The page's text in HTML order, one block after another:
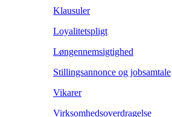
Klausuler
Loyalitetspligt
Løngennemsigtighed
Stillingsannonce og jobsamtale
Vikarer
Virksomhedsoverdragelse